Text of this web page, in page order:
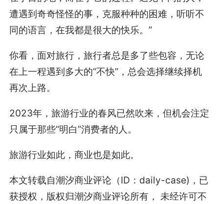
遭遇到奇奇怪怪的事，克服种种的困难，听听不
同的语言，在我都是很大的快乐。”
你看，面对旅行，旅行者总是多了些包容，无论
在上一程遇到多大的“不快”，总会选择继续择机
再次上路。
2023年，旅游行业的春风已然吹来，但机会注定
只属于那些“明白”消费者的人。
旅游行业如此，商业也是如此。
本文转载自潮汐商业评论（ID：daily-case)，已
获授权，版权归潮汐商业评论所有， 未经许可不